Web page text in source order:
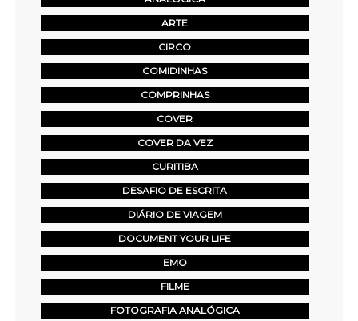
ARTE
CIRCO
COMIDINHAS
COMPRINHAS
COVER
COVER DA VEZ
CURITIBA
DESAFIO DE ESCRITA
DIÁRIO DE VIAGEM
DOCUMENT YOUR LIFE
EMO
FILME
FOTOGRAFIA ANALÓGICA